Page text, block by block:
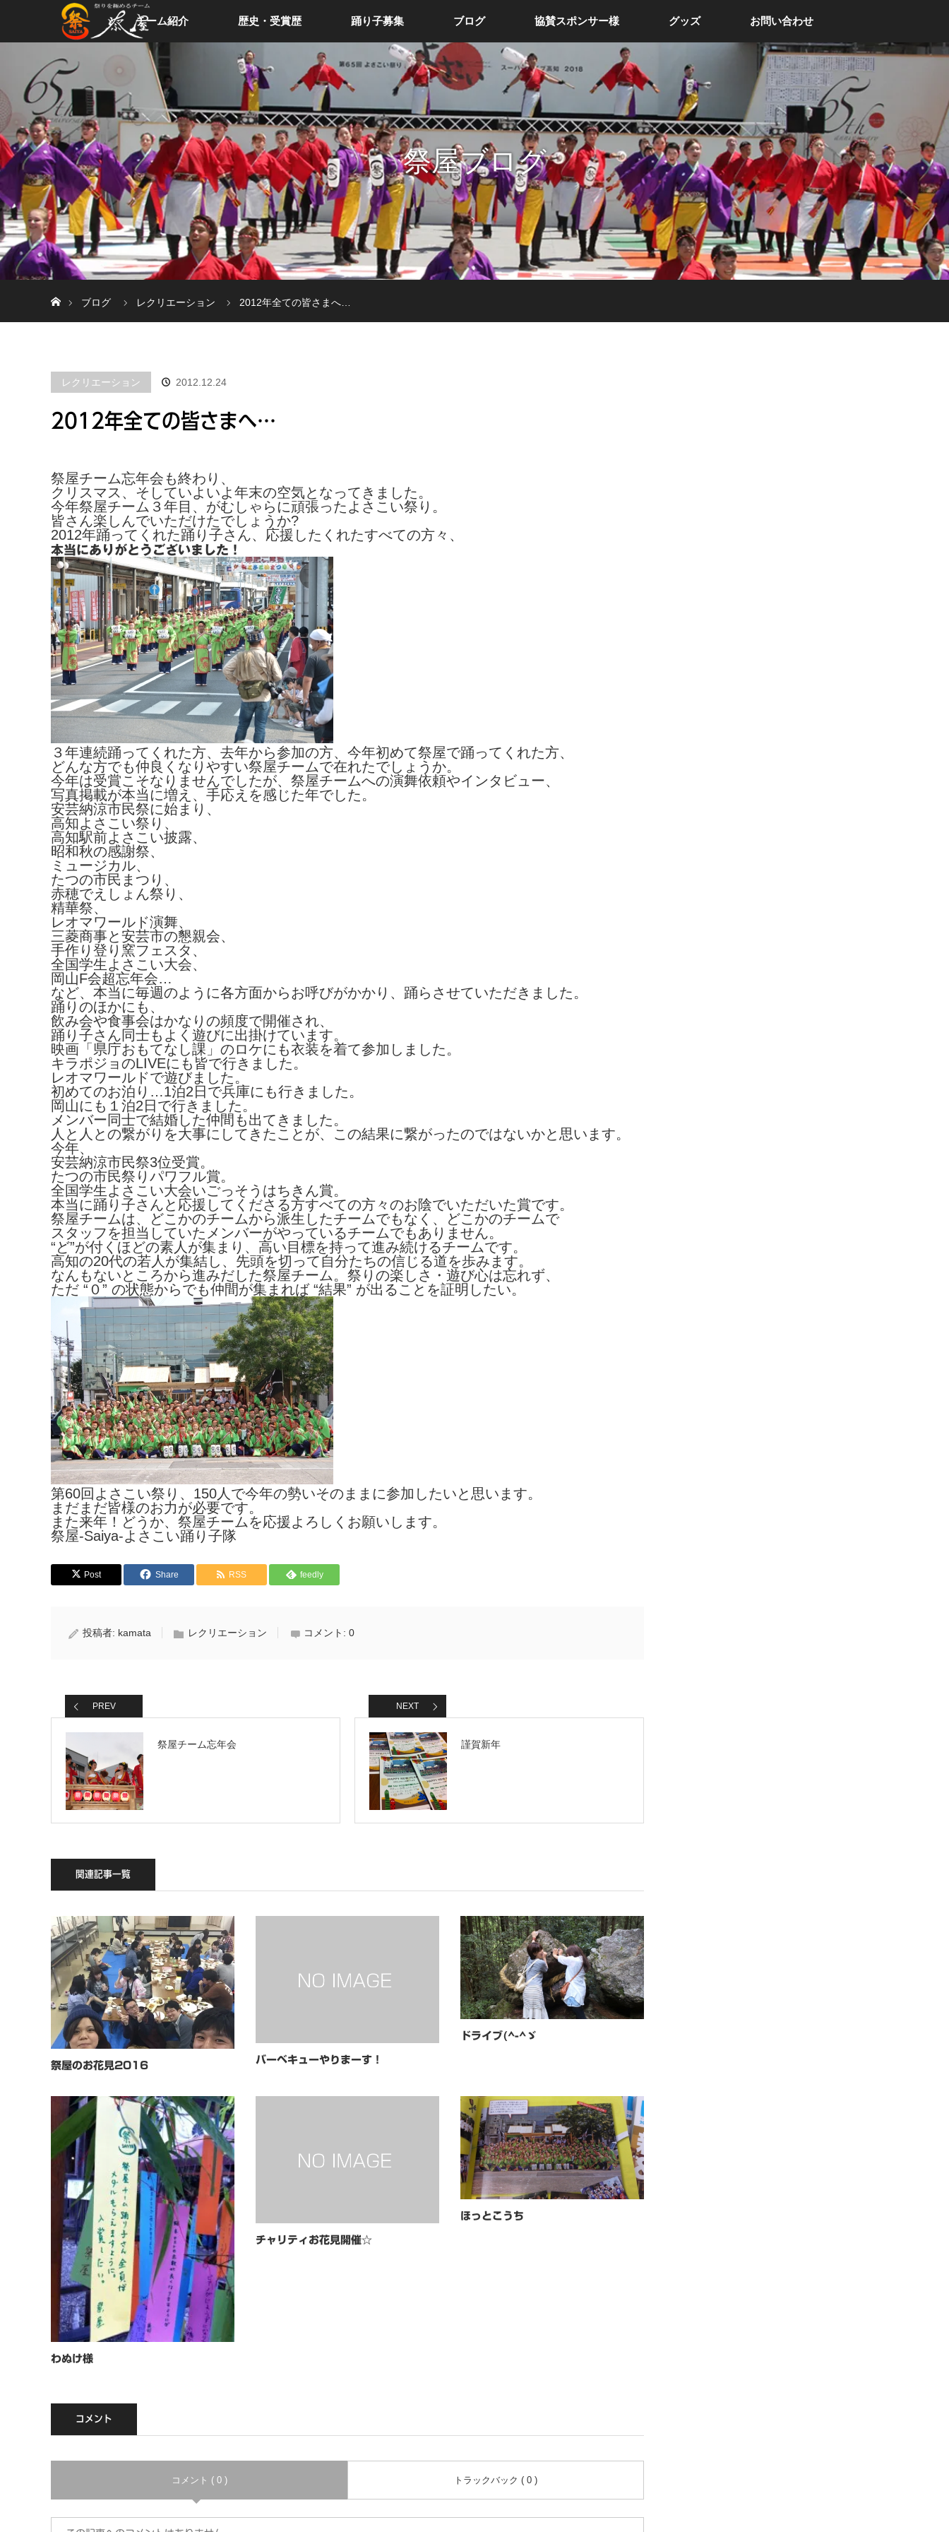
チーム紹介 歴史・受賞歴 踊り子募集 ブログ 協賛スポンサー様 グッズ お問い合わせ
祭屋ブログ
ブログ
レクリエーション 2012年全ての皆さまへ…
レクリエーション 2012.12.24
2012年全ての皆さまへ…
祭屋チーム忘年会も終わり、
クリスマス、そしていよいよ年末の空気となってきました。
今年祭屋チーム３年目、がむしゃらに頑張ったよさこい祭り。
皆さん楽しんでいただけたでしょうか?
2012年踊ってくれた踊り子さん、応援したくれたすべての方々、
本当にありがとうございました！
３年連続踊ってくれた方、去年から参加の方、今年初めて祭屋で踊ってくれた方、
どんな方でも仲良くなりやすい祭屋チームで在れたでしょうか。
今年は受賞こそなりませんでしたが、祭屋チームへの演舞依頼やインタビュー、
写真掲載が本当に増え、手応えを感じた年でした。
安芸納涼市民祭に始まり、
高知よさこい祭り、
高知駅前よさこい披露、
昭和秋の感謝祭、
ミュージカル、
たつの市民まつり、
赤穂でえしょん祭り、
精華祭、
レオマワールド演舞、
三菱商事と安芸市の懇親会、
手作り登り窯フェスタ、
全国学生よさこい大会、
岡山F会超忘年会…
など、本当に毎週のように各方面からお呼びがかかり、踊らさせていただきました。
踊りのほかにも、
飲み会や食事会はかなりの頻度で開催され、
踊り子さん同士もよく遊びに出掛けています。
映画「県庁おもてなし課」のロケにも衣装を着て参加しました。
キラポジョのLIVEにも皆で行きました。
レオマワールドで遊びました。
初めてのお泊り…1泊2日で兵庫にも行きました。
岡山にも１泊2日で行きました。
メンバー同士で結婚した仲間も出てきました。
人と人との繋がりを大事にしてきたことが、この結果に繋がったのではないかと思います。
今年、
安芸納涼市民祭3位受賞。
たつの市民祭りパワフル賞。
全国学生よさこい大会いごっそうはちきん賞。
本当に踊り子さんと応援してくださる方すべての方々のお陰でいただいた賞です。
祭屋チームは、どこかのチームから派生したチームでもなく、どこかのチームで
スタッフを担当していたメンバーがやっているチームでもありません。
“ど”が付くほどの素人が集まり、高い目標を持って進み続けるチームです。
高知の20代の若人が集結し、先頭を切って自分たちの信じる道を歩みます。
なんもないところから進みだした祭屋チーム。祭りの楽しさ・遊び心は忘れず、
ただ “０” の状態からでも仲間が集まれば “結果” が出ることを証明したい。
第60回よさこい祭り、150人で今年の勢いそのままに参加したいと思います。
まだまだ皆様のお力が必要です。
また来年！どうか、祭屋チームを応援よろしくお願いします。
祭屋-Saiya-よさこい踊り子隊
Post Share RSS feedly
投稿者: kamata レクリエーション コメント: 0
PREV
祭屋チーム忘年会
NEXT
謹賀新年
関連記事一覧
祭屋のお花見2016
バーベキューやりまーす！
ドライブ(^-^ゞ
わぬけ様
チャリティお花見開催☆
ほっとこうち
コメント
コメント ( 0 ) トラックバック ( 0 )